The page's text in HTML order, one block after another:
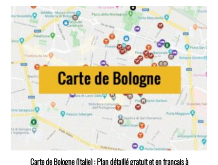
Carte de Bologne (Italie) : Plan détaillé gratuit et en français à